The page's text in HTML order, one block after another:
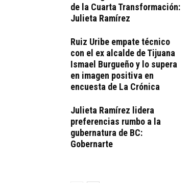
de la Cuarta Transformación:
Julieta Ramírez
Ruiz Uribe empate técnico
con el ex alcalde de Tijuana
Ismael Burgueño y lo supera
en imagen positiva en
encuesta de La Crónica
Julieta Ramírez lidera
preferencias rumbo a la
gubernatura de BC:
Gobernarte